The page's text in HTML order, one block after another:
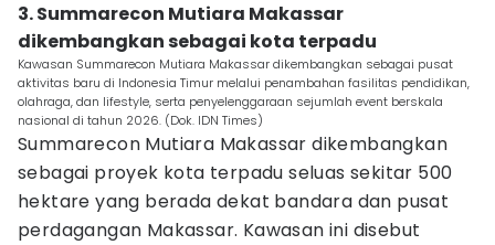
3. Summarecon Mutiara Makassar
dikembangkan sebagai kota terpadu
Kawasan Summarecon Mutiara Makassar dikembangkan sebagai pusat
aktivitas baru di Indonesia Timur melalui penambahan fasilitas pendidikan,
olahraga, dan lifestyle, serta penyelenggaraan sejumlah event berskala
nasional di tahun 2026. (Dok. IDN Times)
Summarecon Mutiara Makassar dikembangkan
sebagai proyek kota terpadu seluas sekitar 500
hektare yang berada dekat bandara dan pusat
perdagangan Makassar. Kawasan ini disebut